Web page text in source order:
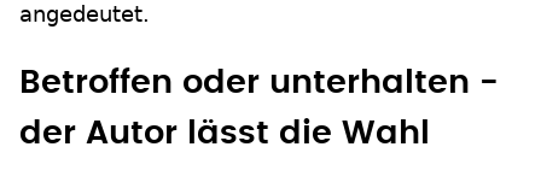
angedeutet.
Betroffen oder unterhalten -
der Autor lässt die Wahl